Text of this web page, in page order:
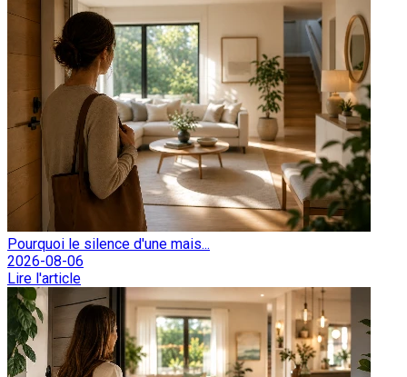
Pourquoi le silence d'une mais...
2026-08-06
Lire l'article